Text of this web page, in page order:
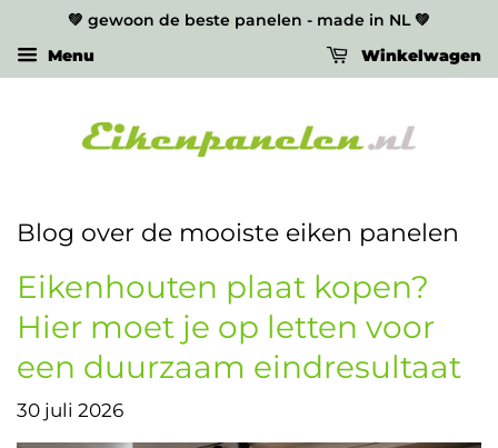
💚 gewoon de beste panelen - made in NL 💚
Menu
Winkelwagen
Blog over de mooiste eiken panelen
Eikenhouten plaat kopen?
Hier moet je op letten voor
een duurzaam eindresultaat
30 juli 2026